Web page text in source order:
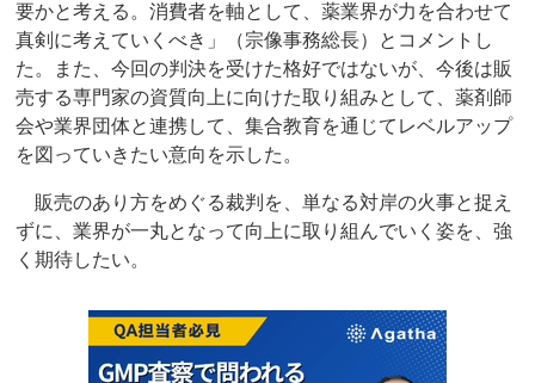
要かと考える。消費者を軸として、薬業界が力を合わせて
真剣に考えていくべき」（宗像事務総長）とコメントし
た。また、今回の判決を受けた格好ではないが、今後は販
売する専門家の資質向上に向けた取り組みとして、薬剤師
会や業界団体と連携して、集合教育を通じてレベルアップ
を図っていきたい意向を示した。
販売のあり方をめぐる裁判を、単なる対岸の火事と捉え
ずに、業界が一丸となって向上に取り組んでいく姿を、強
く期待したい。